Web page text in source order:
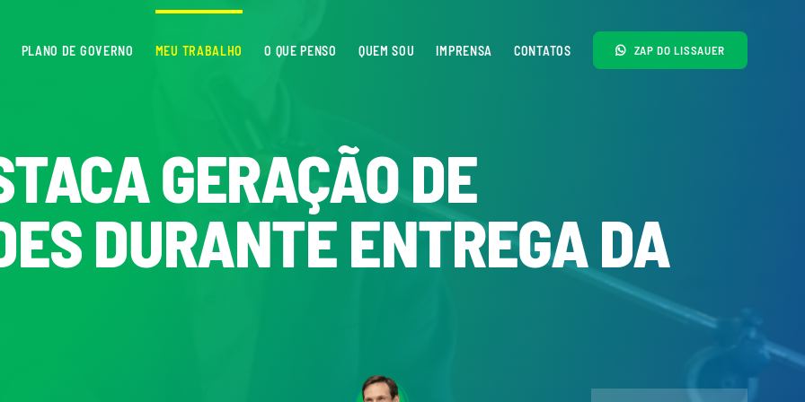
PLANO DE GOVERNO MEU TRABALHO O QUE PENSO QUEM SOU IMPRENSA CONTATOS ZAP DO LISSAUER
GERAÇÃO DE
DURANTE ENTREGA DA